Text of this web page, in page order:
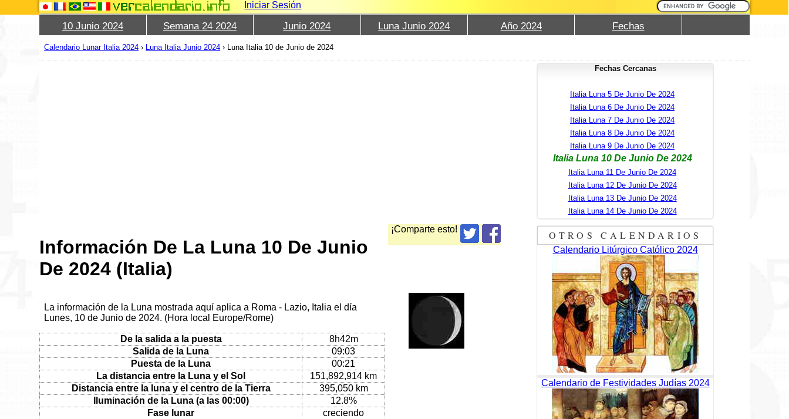
Iniciar Sesión
10 Junio 2024 Semana 24 2024 Junio 2024 Luna Junio 2024 Año 2024 Fechas
Calendario Lunar Italia 2024 › Luna Italia Junio 2024 › Luna Italia 10 de Junio de 2024
¡Comparte esto!
Información De La Luna 10 De Junio
De 2024 (Italia)
La información de la Luna mostrada aquí aplica a Roma - Lazio, Italia el día
Lunes, 10 de Junio de 2024. (Hora local Europe/Rome)
De la salida a la puesta
8h42m
Salida de la Luna
09:03
Puesta de la Luna
00:21
La distancia entre la Luna y el Sol
151,892,914 km
Distancia entre la luna y el centro de la Tierra
395,050 km
Iluminación de la Luna (a las 00:00)
12.8%
Fase lunar
creciendo
Fechas Cercanas
Italia Luna 5 De Junio De 2024
Italia Luna 6 De Junio De 2024
Italia Luna 7 De Junio De 2024
Italia Luna 8 De Junio De 2024
Italia Luna 9 De Junio De 2024
Italia Luna 10 De Junio De 2024
Italia Luna 11 De Junio De 2024
Italia Luna 12 De Junio De 2024
Italia Luna 13 De Junio De 2024
Italia Luna 14 De Junio De 2024
OTROS CALENDARIOS
Calendario Litúrgico Católico 2024
Calendario de Festividades Judías 2024